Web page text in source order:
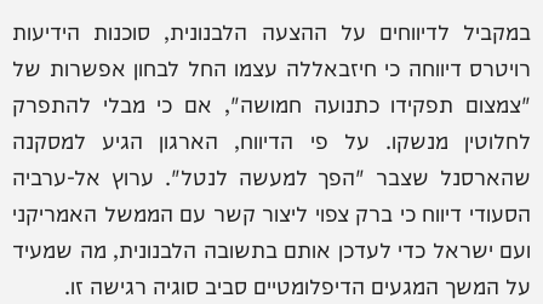
במקביל לדיווחים על ההצעה הלבנונית, סוכנות הידיעות
רויטרס דיווחה כי חיזבאללה עצמו החל לבחון אפשרות של
"צמצום תפקידו כתנועה חמושה", אם כי מבלי להתפרק
לחלוטין מנשקו. על פי הדיווח, הארגון הגיע למסקנה
שהארסנל שצבר "הפך למעשה לנטל". ערוץ אל-ערביה
הסעודי דיווח כי ברק צפוי ליצור קשר עם הממשל האמריקני
ועם ישראל כדי לעדכן אותם בתשובה הלבנונית, מה שמעיד
על המשך המגעים הדיפלומטיים סביב סוגיה רגישה זו.